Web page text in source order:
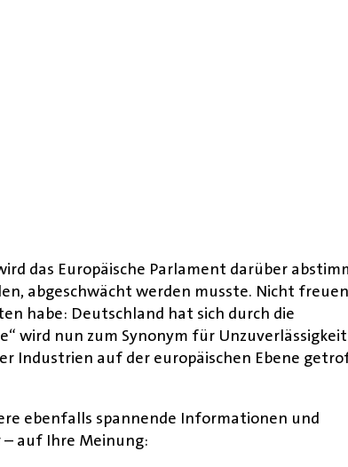
das Europäische Parlament darüber
abgeschwächt werden musste. Nicht
habe: Deutschland hat sich durch die
wird nun zum Synonym für
Industrien auf der europäischen Ebene
ebenfalls spannende Informationen und
auf Ihre Meinung: